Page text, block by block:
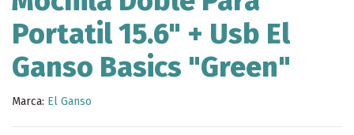
Portatil 15.6" + Usb El
Ganso Basics "Green"
Marca: El Ganso